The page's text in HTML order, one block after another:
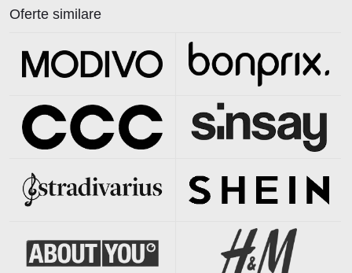
Oferte similare